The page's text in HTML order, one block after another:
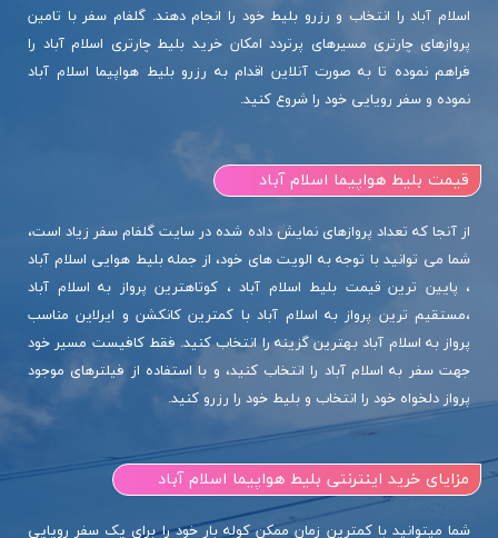
اسلام آباد را انتخاب و رزرو بلیط خود را انجام دهند. گلفام سفر با تامین
پروازهای چارتری مسیرهای پرتردد امکان خرید بلیط چارتری اسلام آباد را
فراهم نموده تا به صورت آنلاین اقدام به رزرو بلیط هواپیما اسلام آباد
نموده و سفر رویایی خود را شروع کنید.
قیمت بلیط هواپیما اسلام آباد
از آنجا که تعداد پروازهای نمایش داده شده در سایت گلفام سفر زیاد است،
شما می توانید با توجه به الویت های خود، از جمله بلیط هوایی اسلام آباد
، پایین ترین قیمت بلیط اسلام آباد ، کوتاهترین پرواز به اسلام آباد
،مستقیم ترین پرواز به اسلام آباد با کمترین کانکشن و ایرلاین مناسب
پرواز به اسلام آباد بهترین گزینه را انتخاب کنید. فقط کافیست مسیر خود
جهت سفر به اسلام آباد را انتخاب کنید، و با استفاده از فیلترهای موجود
پرواز دلخواه خود را انتخاب و بلیط خود را رزرو کنید.
مزایای خرید اینترنتی بلیط هواپیما اسلام آباد
شما میتوانید با کمترین زمان ممکن کوله بار خود را برای یک سفر رویایی